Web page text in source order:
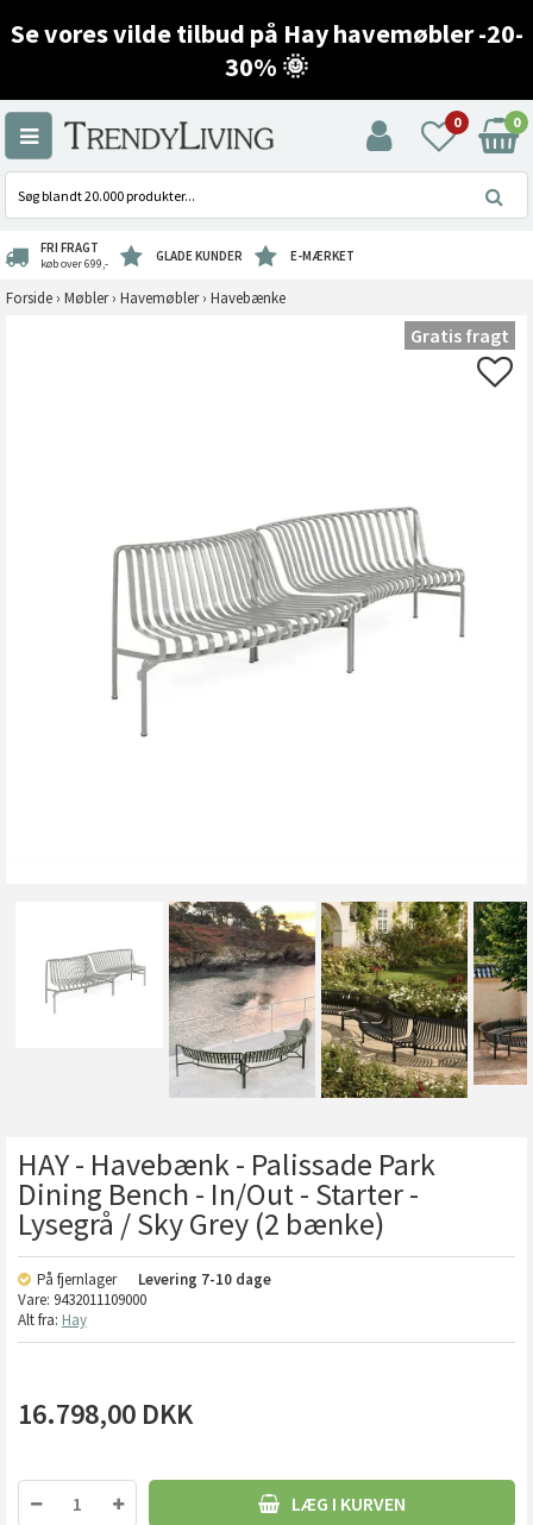
Se vores vilde tilbud på Hay havemøbler -20-
30% 🌞
0 0
FRI FRAGT
køb over 699,- GLADE KUNDER E-MÆRKET
Forside › Møbler› Havemøbler› Havebænke
Gratis fragt
HAY - Havebænk - Palissade Park
Dining Bench - In/Out - Starter -
Lysegrå / Sky Grey (2 bænke)
På fjernlager Levering 7-10 dage
Vare: 9432011109000
Alt fra: Hay
16.798,00 DKK
LÆG I KURVEN